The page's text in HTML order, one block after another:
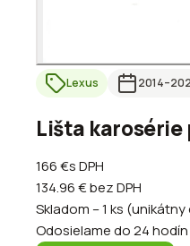
Lexus 2014
Lišta karosérie
166 €s DPH
134.96 €bez DPH
Skladom – 1 ks (unikátny
Odosielame do 24 hodín